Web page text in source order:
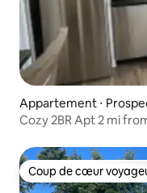
Appartement ⋅
Cozy 2BR Apt 2 mi
Coup de cœur
Coup de cœur